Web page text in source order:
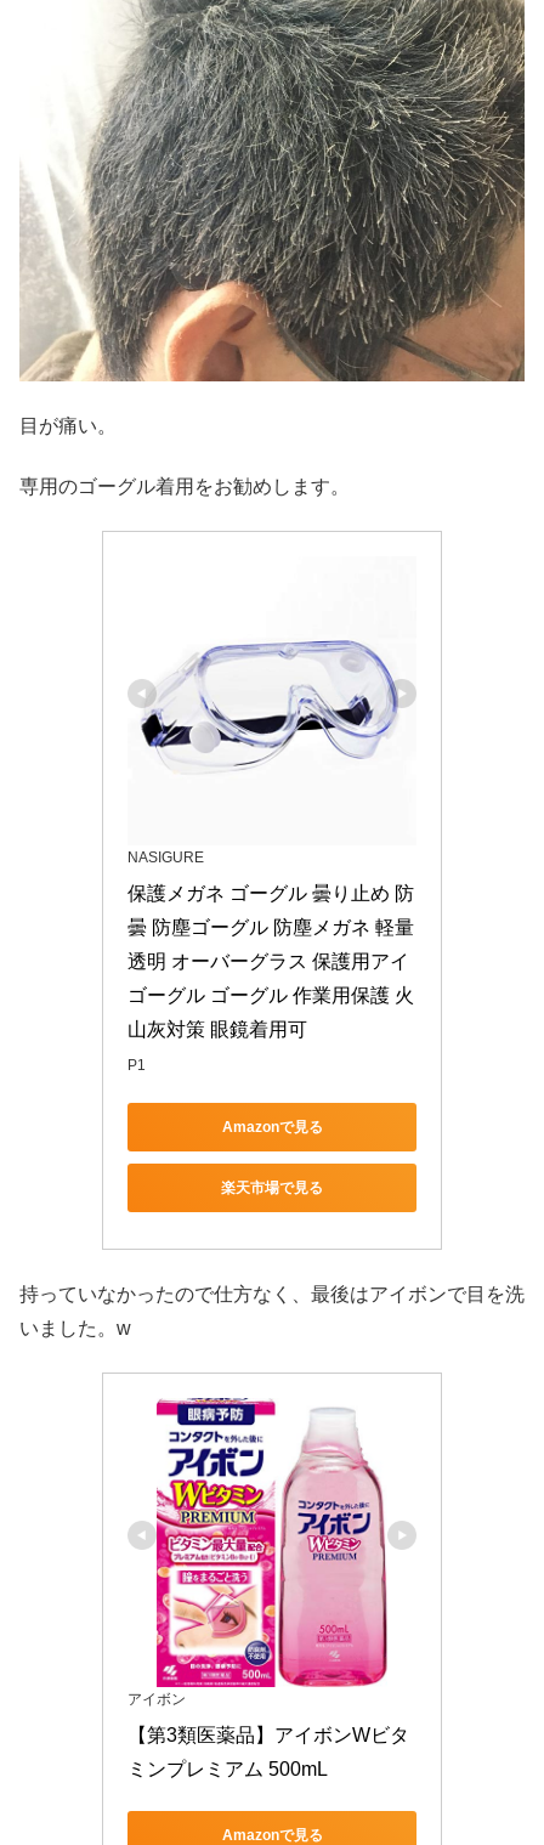
目が痛い。
専用のゴーグル着用をお勧めします。
NASIGURE
保護メガネ ゴーグル 曇り止め 防
曇 防塵ゴーグル 防塵メガネ 軽量
透明 オーバーグラス 保護用アイ
ゴーグル ゴーグル 作業用保護 火
山灰対策 眼鏡着用可
P1
Amazonで見る
楽天市場で見る
持っていなかったので仕方なく、最後はアイボンで目を洗
いました。w
アイボン
【第3類医薬品】アイボンWビタ
ミンプレミアム 500mL
Amazonで見る